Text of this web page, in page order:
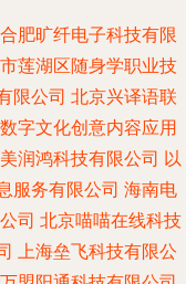
合肥旷纤电子科技有限
莲湖区随身学职业技
限公司 北京兴译语联
数字文化创意内容应用
润鸿科技有限公司 以
服务有限公司 海南电
司 北京喵喵在线科技
上海垒飞科技有限公